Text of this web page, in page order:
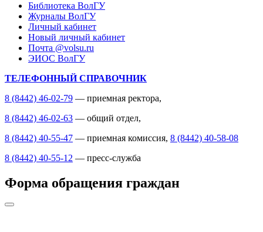
Библиотека ВолГУ
Журналы ВолГУ
Личный кабинет
Новый личный кабинет
Почта @volsu.ru
ЭИОС ВолГУ
ТЕЛЕФОННЫЙ СПРАВОЧНИК
8 (8442) 46-02-79 — приемная ректора,
8 (8442) 46-02-63 — общий отдел,
8 (8442) 40-55-47 — приемная комиссия, 8 (8442) 40-58-08
8 (8442) 40-55-12 — пресс-служба
Форма обращения граждан